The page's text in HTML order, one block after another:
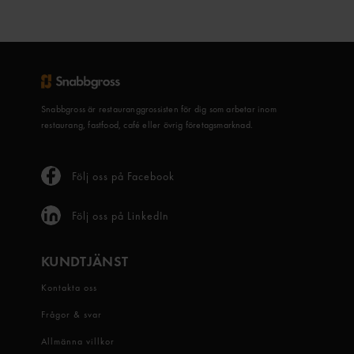
Snabbgross är restauranggrossisten för dig som arbetar inom
restaurang, fastfood, café eller övrig företagsmarknad.
Följ oss på Facebook
Följ oss på LinkedIn
KUNDTJÄNST
Kontakta oss
Frågor & svar
Allmänna villkor